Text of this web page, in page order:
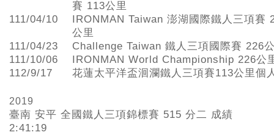
賽 113公里
111/04/10
IRONMAN Taiwan 澎湖國際鐵人三項賽
公里
111/04/23
Challenge Taiwan 鐵人三項國際賽 226
111/10/06
IRONMAN World Championship 226公
112/9/17
花蓮太平洋盃洄瀾鐵人三項賽113公里個
2019
臺南 安平 全國鐵人三項錦標賽 515 分二 成績
2:41:19